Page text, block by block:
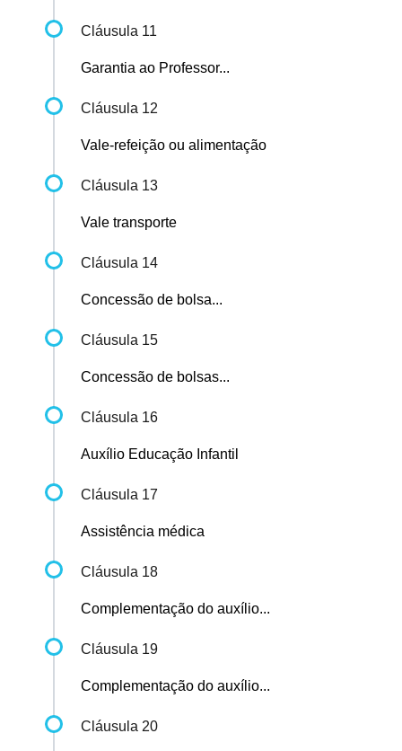
Cláusula 11
Garantia ao Professor...
Cláusula 12
Vale-refeição ou alimentação
Cláusula 13
Vale transporte
Cláusula 14
Concessão de bolsa...
Cláusula 15
Concessão de bolsas...
Cláusula 16
Auxílio Educação Infantil
Cláusula 17
Assistência médica
Cláusula 18
Complementação do auxílio...
Cláusula 19
Complementação do auxílio...
Cláusula 20